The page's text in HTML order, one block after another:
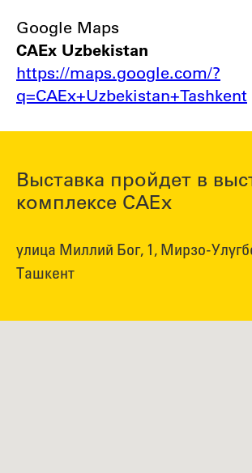
Google Maps
CAEx Uzbekistan
https://maps.google.com/?
q=CAEx+Uzbekistan+Tashkent
Выставка пройдет в
комплексе CAEx
улица Миллий Бог, 1, Мирзо-
Ташкент